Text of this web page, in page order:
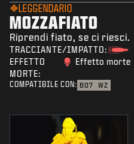
LEGGENDARIO
MOZZAFIATO
Riprendi fiato, se ci riesci.
TRACCIANTE/IMPATTO:
EFFETTO
MORTE:
Effetto morte
COMPATIBILE CON: BO7 WZ